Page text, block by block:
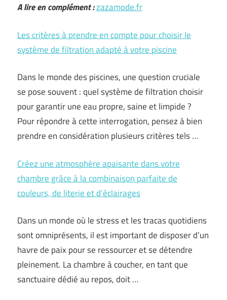
A lire en complément :zazamode.fr
Les critères à prendre en compte pour choisir le
système de filtration adapté à votre piscine
Dans le monde des piscines, une question cruciale
se pose souvent : quel système de filtration choisir
pour garantir une eau propre, saine et limpide ?
Pour répondre à cette interrogation, pensez à bien
prendre en considération plusieurs critères tels …
Créez une atmosphère apaisante dans votre
chambre grâce à la combinaison parfaite de
couleurs, de literie et d’éclairages
Dans un monde où le stress et les tracas quotidiens
sont omniprésents, il est important de disposer d’un
havre de paix pour se ressourcer et se détendre
pleinement. La chambre à coucher, en tant que
sanctuaire dédié au repos, doit …